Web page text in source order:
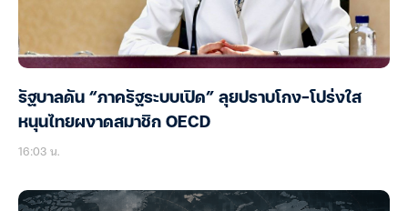
รัฐบาลดัน “ภาครัฐระบบเปิด” ลุยปราบโกง-โปร่งใส
หนุนไทยผงาดสมาชิก OECD
16:03 น.